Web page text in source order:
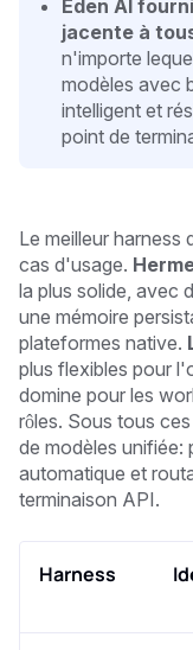
Eden AI
jacente à
n'importe
modèles avec
intelligent et
point de
Le meilleur
cas d'usage.
la plus solide, avec
une mémoire
plateformes native.
plus flexibles pour
domine pour les
rôles. Sous tous ces
de modèles unifiée:
automatique et
terminaison API.
Harness